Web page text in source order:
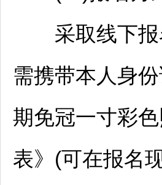
采取线下报
需携带本人身
期免冠一寸彩
表》(可在报名